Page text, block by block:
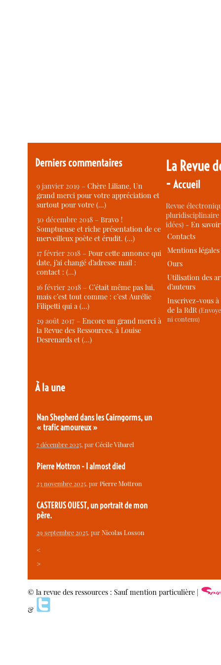
Derniers commentaires
9 janvier 2019 –Chère Liliane, Un
grand merci pour votre appréciation et
surtout pour votre (…)
30 décembre 2018 –Bravo !
Somptueuse et riche présentation de ce
merveilleux poète et érudit. (…)
17 février 2018 –Pour cette annonce qui
date, j’ai changé d’adresse mail :
contact : (…)
16 février 2018 –C’était même pas lui,
mais c’est tout comme : c’est Aurélie
Filipetti qui a (…)
29 août 2017 –Encore un grand merci à
la Revue des Ressources, à Louise
Desrenards et (…)
À la une
Nan Shepherd dans les Cairngorms, un
« trafic amoureux »
7 décembre 2025, parCécile Vibarel
Pierre Mottron - I almost died
23 novembre 2025, parPierre Mottron
CASTERUS OUEST, un portrait de mon
père.
29 septembre 2025, parNicolas Losson
<
>
La Revue
-Accueil
Revue
idées) -En
Contacts
Mentions légales
Ours
Utilisation des
d’auteurs
Inscrivez-vous
de la RdR
ni contenu)
© la revue des ressources : Sauf mention particulière |
&